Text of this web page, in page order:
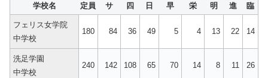
学校名 定員 サ 四 日 早 栄 明 進 臨
フェリス女学院
中学校
180 84 36 49 5 4 13 22 14
洗足学園
中学校
240 142 108 65 70 14 8 11 26